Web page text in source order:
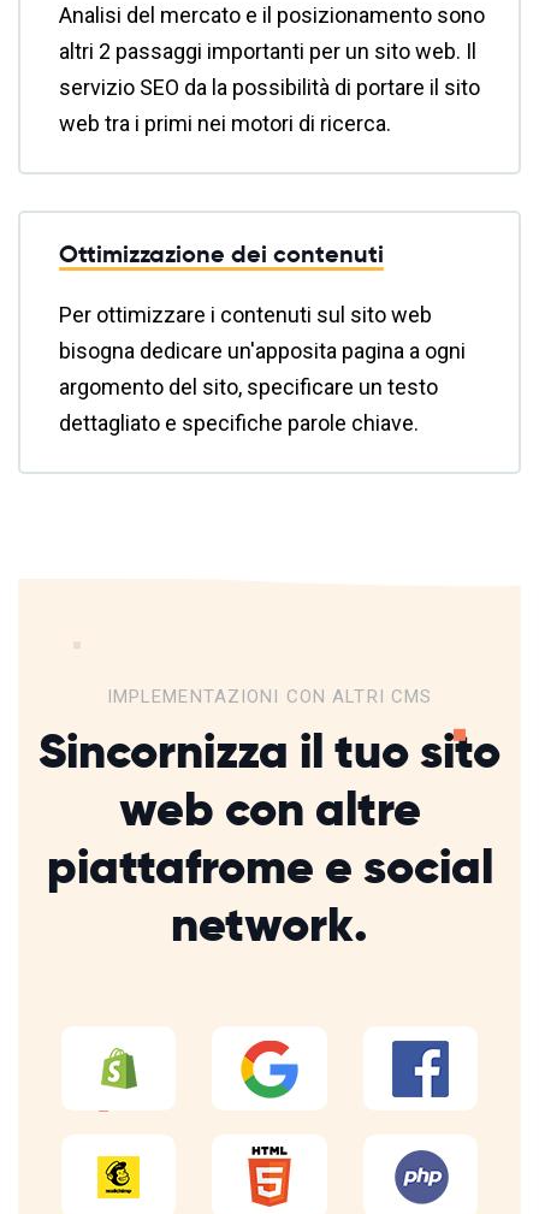
Analisi del mercato e il posizionamento sono
altri 2 passaggi importanti per un sito web. Il
servizio SEO da la possibilità di portare il sito
web tra i primi nei motori di ricerca.
Ottimizzazione dei contenuti
Per ottimizzare i contenuti sul sito web
bisogna dedicare un'apposita pagina a ogni
argomento del sito, specificare un testo
dettagliato e specifiche parole chiave.
IMPLEMENTAZIONI CON ALTRI CMS
Sincornizza il tuo sito
web con altre
piattafrome e social
network.